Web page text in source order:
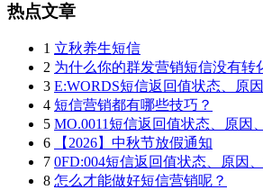
热点文章
1 立秋养生短信
2 为什么你的群发营销短信没有转
3 E:WORDS短信返回值状态、原
4 短信营销都有哪些技巧？
5 MO.0011短信返回值状态、原因
6
【2026】中秋节放假通知
7 0FD:004短信返回值状态、原因
8 怎么才能做好短信营销呢？